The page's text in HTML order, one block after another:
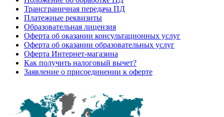
Трансграничная передача ПД
Платежные реквизиты
Образовательная лицензия
Оферта об оказании консультационных услуг
Оферта об оказании образовательных услуг
Оферта Интернет-магазина
Как получить налоговый вычет?
Заявление о присоединении к оферте